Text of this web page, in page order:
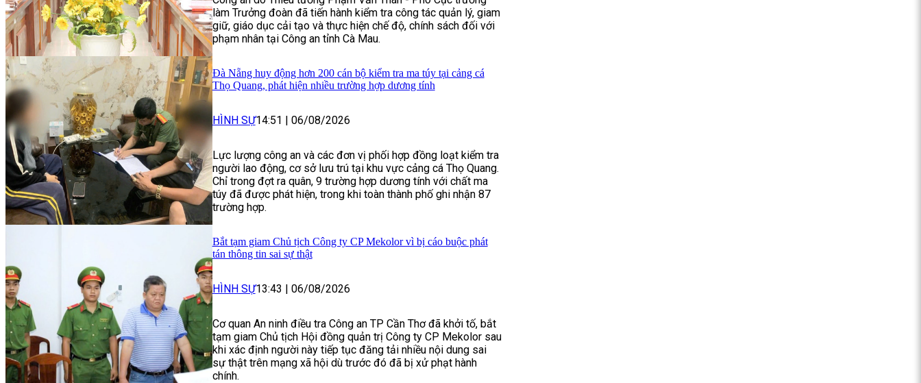
làm Trưởng đoàn đã tiến hành kiểm tra công tác quản lý, giam
giữ, giáo dục cải tạo và thực hiện chế độ, chính sách đối với
phạm nhân tại Công an tỉnh Cà Mau.
Đà Nẵng huy động hơn 200 cán bộ kiểm tra ma túy tại cảng cá
Thọ Quang, phát hiện nhiều trường hợp dương tính
HÌNH SỰ14:51 | 06/08/2026
Lực lượng công an và các đơn vị phối hợp đồng loạt kiểm tra
người lao động, cơ sở lưu trú tại khu vực cảng cá Thọ Quang.
Chỉ trong đợt ra quân, 9 trường hợp dương tính với chất ma
túy đã được phát hiện, trong khi toàn thành phố ghi nhận 87
trường hợp.
Bắt tạm giam Chủ tịch Công ty CP Mekolor vì bị cáo buộc phát
tán thông tin sai sự thật
HÌNH SỰ13:43 | 06/08/2026
Cơ quan An ninh điều tra Công an TP Cần Thơ đã khởi tố, bắt
tạm giam Chủ tịch Hội đồng quản trị Công ty CP Mekolor sau
khi xác định người này tiếp tục đăng tải nhiều nội dung sai
sự thật trên mạng xã hội dù trước đó đã bị xử phạt hành
chính.